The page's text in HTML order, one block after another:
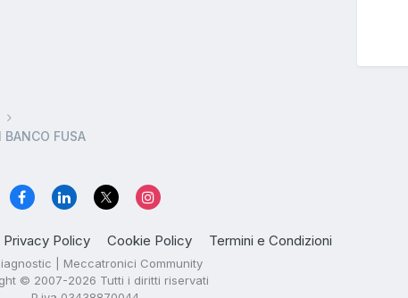
FUSA
Privacy Policy Cookie Policy Termini e Condizioni
| Meccatronici Community
© 2007-2026 Tutti i diritti riservati